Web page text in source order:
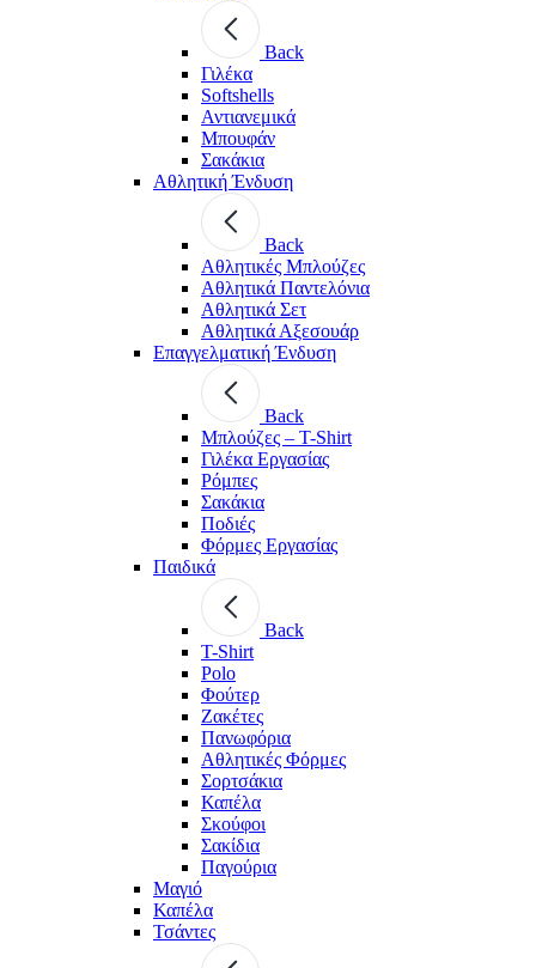
Back
Γιλέκα
Softshells
Αντιανεμικά
Μπουφάν
Σακάκια
Αθλητική Ένδυση
Back
Aθλητικές Μπλούζες
Αθλητικά Παντελόνια
Αθλητικά Σετ
Αθλητικά Αξεσουάρ
Επαγγελματική Ένδυση
Back
Μπλούζες – T-Shirt
Γιλέκα Εργασίας
Ρόμπες
Σακάκια
Ποδιές
Φόρμες Εργασίας
Παιδικά
Back
T-Shirt
Polo
Φούτερ
Ζακέτες
Πανωφόρια
Αθλητικές Φόρμες
Σορτσάκια
Καπέλα
Σκούφοι
Σακίδια
Παγούρια
Μαγιό
Καπέλα
Τσάντες